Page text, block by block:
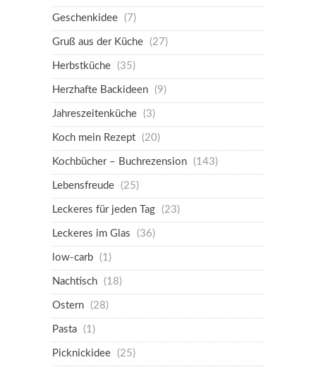
Geschenkidee (7)
Gruß aus der Küche (27)
Herbstküche (35)
Herzhafte Backideen (9)
Jahreszeitenküche (3)
Koch mein Rezept (20)
Kochbücher – Buchrezension (143)
Lebensfreude (25)
Leckeres für jeden Tag (23)
Leckeres im Glas (36)
low-carb (1)
Nachtisch (18)
Ostern (28)
Pasta (1)
Picknickidee (25)